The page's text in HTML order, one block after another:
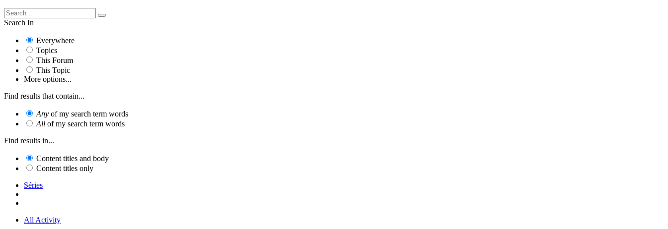
Search In
Everywhere
Topics
This Forum
This Topic
More options...
Find results that contain...
Any of my search term words
All of my search term words
Find results in...
Content titles and body
Content titles only
Séries
All Activity